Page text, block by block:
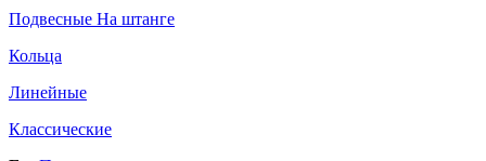
Подвесные На штанге
Кольца
Линейные
Классические